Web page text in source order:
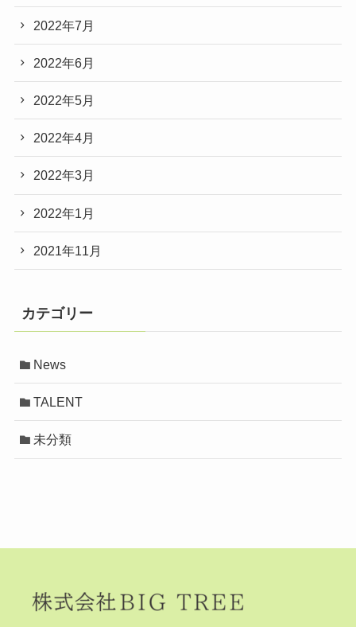
2022年7月
2022年6月
2022年5月
2022年4月
2022年3月
2022年1月
2021年11月
カテゴリー
News
TALENT
未分類